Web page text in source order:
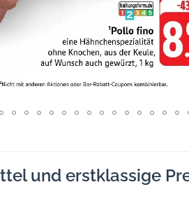
und erstklassige